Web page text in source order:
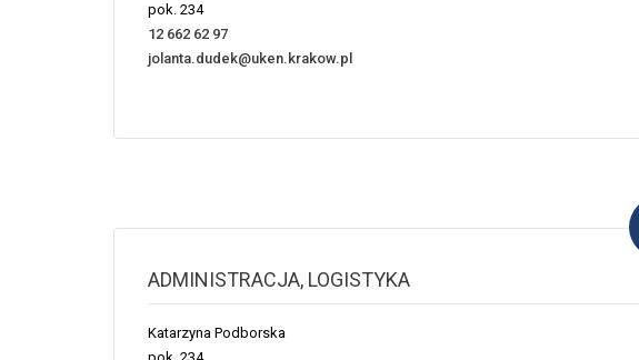
pok. 234
12 662 62 97
jolanta.dudek@uken.krakow.pl
ADMINISTRACJA, LOGISTYKA
Katarzyna Podborska